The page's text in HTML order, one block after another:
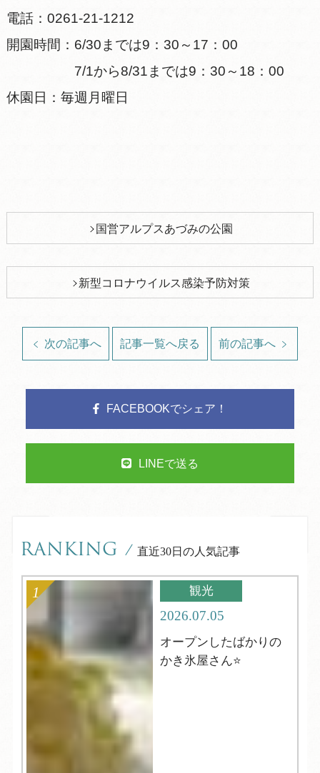
電話：0261-21-1212
開園時間：6/30までは9：30～17：00
7/1から8/31までは9：30～18：00
休園日：毎週月曜日
国営アルプスあづみの公園
新型コロナウイルス感染予防対策
次の記事へ 記事一覧へ戻る 前の記事へ
FACEBOOKでシェア！
LINEで送る
RANKING / 直近30日の人気記事
観光
2026.07.05
オープンしたばかりの
かき氷屋さん⭐